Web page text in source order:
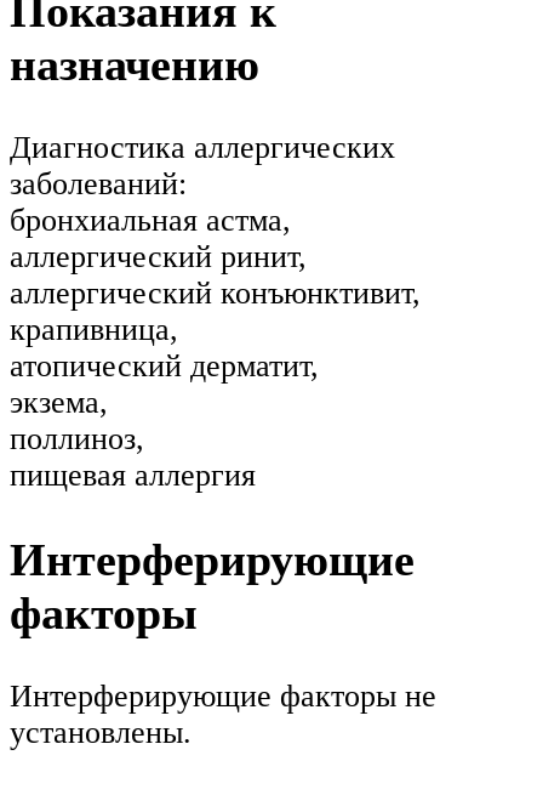
Показания к
назначению
Диагностика аллергических
заболеваний:
бронхиальная астма,
аллергический ринит,
аллергический конъюнктивит,
крапивница,
атопический дерматит,
экзема,
поллиноз,
пищевая аллергия
Интерферирующие
факторы
Интерферирующие факторы не
установлены.